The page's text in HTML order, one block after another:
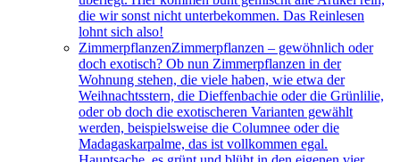
die wir sonst nicht unterbekommen. Das Reinlesen
lohnt sich also!
ZimmerpflanzenZimmerpflanzen – gewöhnlich oder
doch exotisch? Ob nun Zimmerpflanzen in der
Wohnung stehen, die viele haben, wie etwa der
Weihnachtsstern, die Dieffenbachie oder die Grünlilie,
oder ob doch die exotischeren Varianten gewählt
werden, beispielsweise die Columnee oder die
Madagaskarpalme, das ist vollkommen egal.